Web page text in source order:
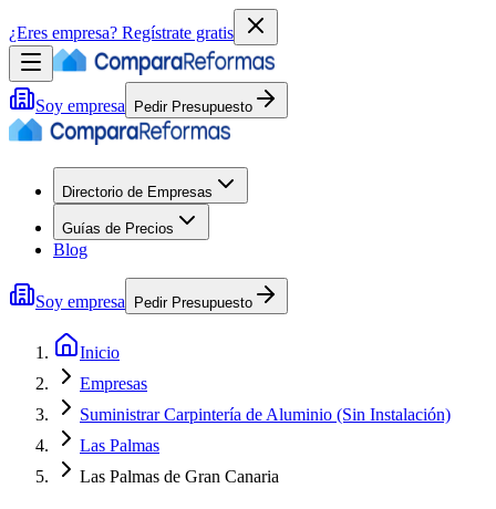
¿Eres empresa? Regístrate gratis
Soy empresa Pedir Presupuesto
Directorio de Empresas
Guías de Precios
Blog
Soy empresa Pedir Presupuesto
Inicio
Empresas
Suministrar Carpintería de Aluminio (Sin Instalación)
Las Palmas
Las Palmas de Gran Canaria